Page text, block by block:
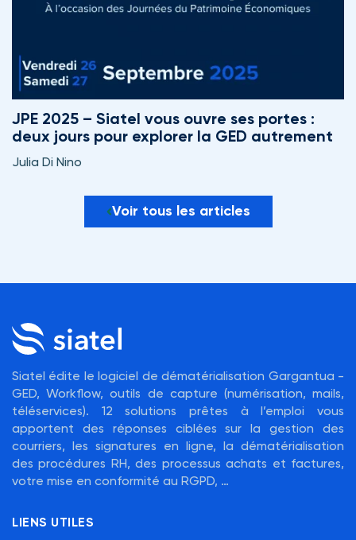
JPE 2025 – Siatel vous ouvre ses portes :
deux jours pour explorer la GED autrement
Julia Di Nino
Voir tous les articles
Siatel édite le logiciel de dématérialisation Gargantua -
GED, Workflow, outils de capture (numérisation, mails,
téléservices). 12 solutions prêtes à l’emploi vous
apportent des réponses ciblées sur la gestion des
courriers, les signatures en ligne, la dématérialisation
des procédures RH, des processus achats et factures,
votre mise en conformité au RGPD, …
LIENS UTILES